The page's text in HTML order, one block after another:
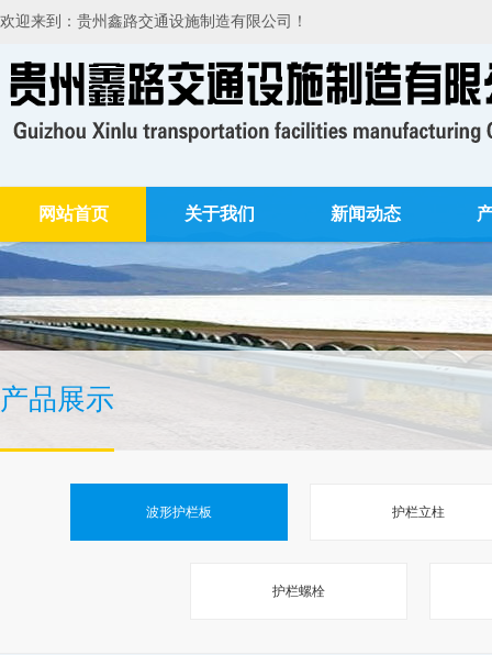
欢迎来到：贵州鑫路交通设施制造有限公司！
网站首页 关于我们 新闻动态
产品展示
波形护栏板 护栏立柱
护栏螺栓